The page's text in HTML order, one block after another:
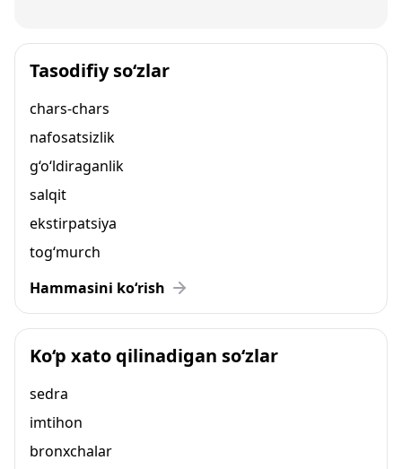
Tasodifiy so‘zlar
chars-chars
nafosatsizlik
g‘o‘ldiraganlik
salqit
ekstirpatsiya
tog‘murch
Hammasini ko‘rish
Ko‘p xato qilinadigan so‘zlar
sedra
imtihon
bronxchalar